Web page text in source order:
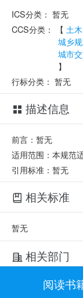
ICS分类： 暂无
CCS分类：
【 土
城乡
城市
】
行标分类： 暂无
描述信息
前言：暂无
引用标准：暂无
相关标准
暂无
相关部门
归口单位：中华人
阅读书